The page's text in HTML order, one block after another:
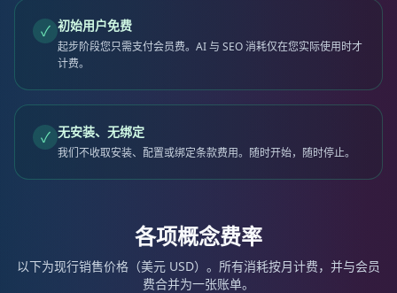
✓ 初始用户免费
起步阶段您只需支付会员费。AI 与 SEO 消耗仅在您实际使用时才
计费。
✓ 无安装、无绑定
我们不收取安装、配置或绑定条款费用。随时开始，随时停止。
各项概念费率
以下为现行销售价格（美元 USD）。所有消耗按月计费，并与会员
费合并为一张账单。